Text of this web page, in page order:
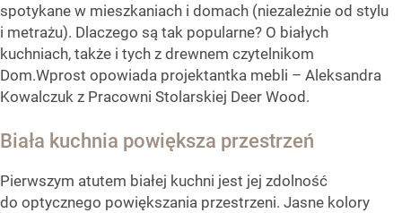
spotykane w mieszkaniach i domach (niezależnie od stylu
i metrażu). Dlaczego są tak popularne? O białych
kuchniach, także i tych z drewnem czytelnikom
Dom.Wprost opowiada projektantka mebli – Aleksandra
Kowalczuk z Pracowni Stolarskiej Deer Wood.
Biała kuchnia powiększa przestrzeń
Pierwszym atutem białej kuchni jest jej zdolność
do optycznego powiększania przestrzeni. Jasne kolory